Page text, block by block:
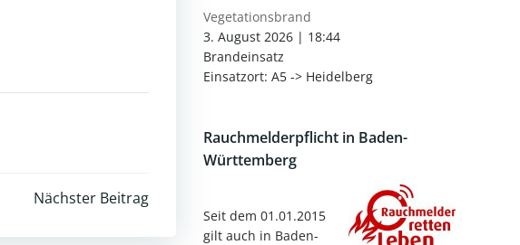
Nächster Beitrag
Vegetationsbrand
3. August 2026 | 18:44
Brandeinsatz
Einsatzort: A5 -> Heidelberg
Rauchmelderpflicht in Baden-
Württemberg
Seit dem 01.01.2015
gilt auch in Baden-